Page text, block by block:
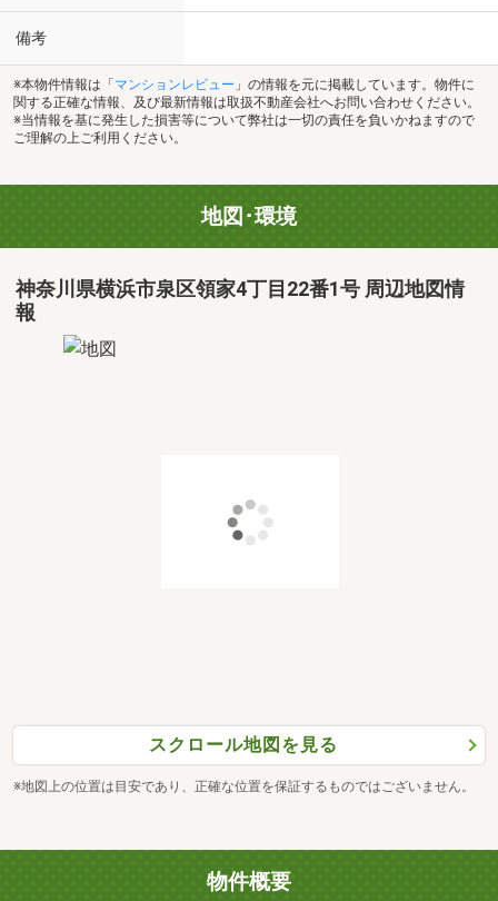
備考
※本物件情報は「 マンションレビュー 」の情報を元に掲載しています。物件に
関する正確な情報、及び最新情報は取扱不動産会社へお問い合わせください。
※当情報を基に発生した損害等について弊社は一切の責任を負いかねますので
ご理解の上ご利用ください。
地図･環境
神奈川県横浜市泉区領家4丁目22番1号 周辺地図情
報
スクロール地図を見る
※地図上の位置は目安であり、正確な位置を保証するものではございません。
物件概要